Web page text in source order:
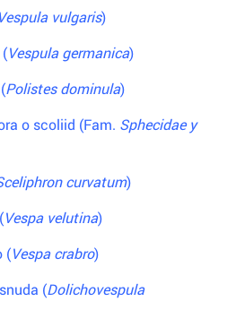
Vespula vulgaris)
Vespula germanica)
Polistes dominula)
o scoliid (Fam. Sphecidae y
curvatum)
Vespa velutina)
(Vespa crabro)
(Dolichovespula